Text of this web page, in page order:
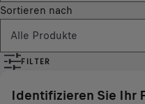
Sortieren nach
Alle Produkte
FILTER
Identifizieren Sie Ihr